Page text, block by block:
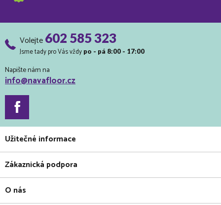
Volejte602 585 323
Jsme tady pro Vás vždy po - pá 8:00 - 17:00
Napište nám na
info@navafloor.cz
Užitečné informace
Zákaznická podpora
O nás